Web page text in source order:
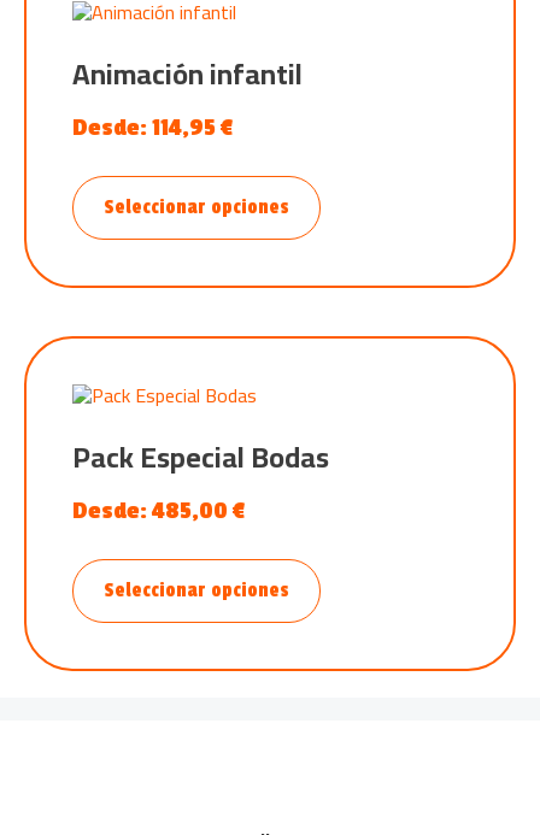
Animación infantil
Desde:114,95€
Seleccionar opciones
Pack Especial Bodas
Desde:485,00 €
Seleccionar opciones